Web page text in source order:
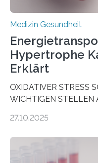
Medizin Gesundheit
Hypertrophe
Erklärt
OXIDATIVER STRESS
WICHTIGEN STELLEN
aus dem Deutschen
im Journal Circulation,
der Hypertrophen
27.10.2025